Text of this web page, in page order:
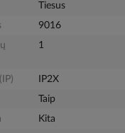
Tiesus
9016
1
IP2X
Taip
Kita